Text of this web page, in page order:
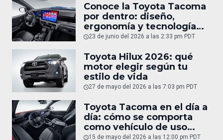
Conoce la Toyota Tacoma
por dentro: diseño,
ergonomía y tecnología
del interior
23 de junio del 2026 a las 2:33 pm PDT
Toyota Hilux 2026: qué
motor elegir según tu
estilo de vida
27 de mayo del 2026 a las 7:03 pm PDT
Toyota Tacoma en el día a
día: cómo se comporta
como vehículo de uso
diario
15 de mayo del 2026 a las 12:00 pm PDT